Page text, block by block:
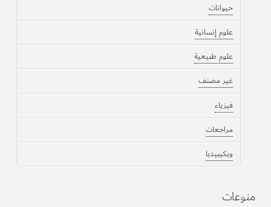
حيوانات
علوم إنسانية
علوم طبيعية
غير مصنف
فيزياء
مراجعات
ويكيبيديا
منوعات